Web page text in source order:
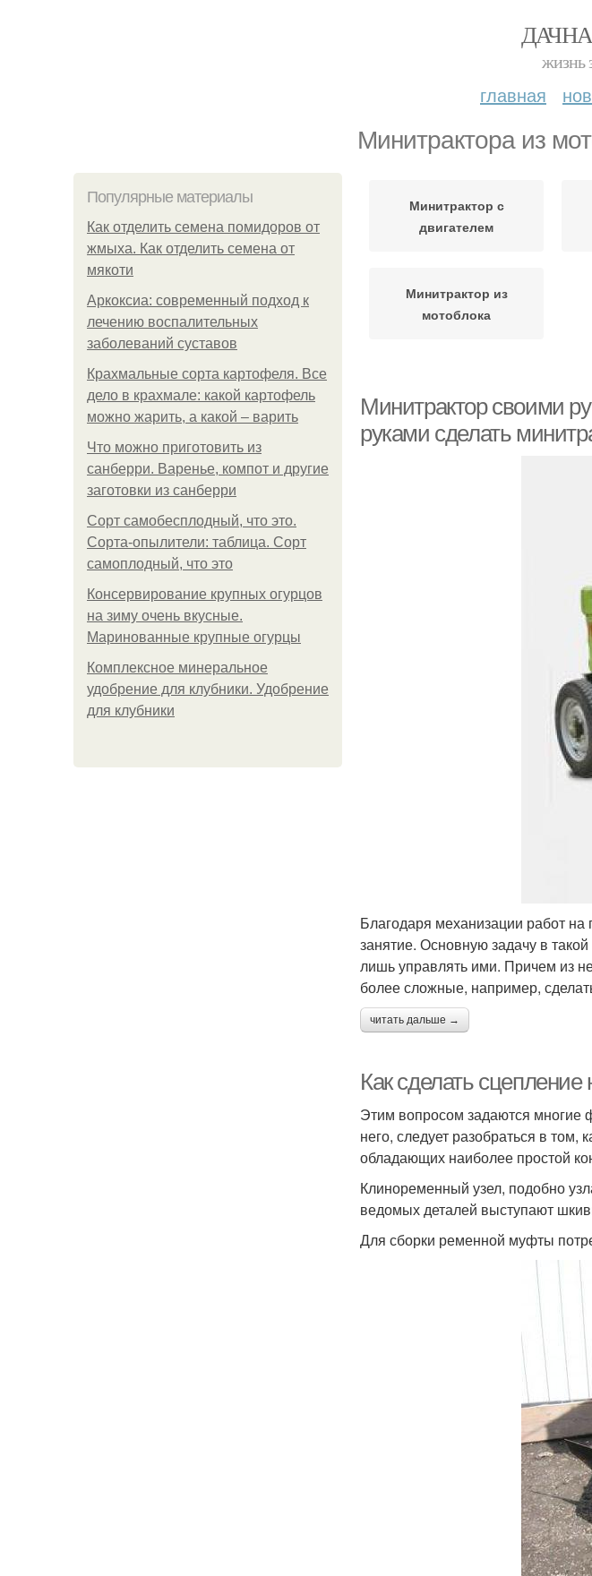
жизнь
главная
Минитрактора из
Популярные материалы
Как отделить семена помидоров от
жмыха. Как отделить семена от
мякоти
Аркоксиа: современный подход к
лечению воспалительных
заболеваний суставов
Крахмальные сорта картофеля. Все
дело в крахмале: какой картофель
можно жарить, а какой – варить
Что можно приготовить из
санберри. Варенье, компот и другие
заготовки из санберри
Сорт самобесплодный, что это.
Сорта-опылители: таблица. Сорт
самоплодный, что это
Консервирование крупных огурцов
на зиму очень вкусные.
Маринованные крупные огурцы
Комплексное минеральное
удобрение для клубники. Удобрение
для клубники
Минитрактор с
двигателем
Минитрактор из
мотоблока
Минитрактор своими
руками сделать
Благодаря механизации работ на
занятие. Основную задачу в
лишь управлять ими. Причем из
более сложные, например,
читать дальше →
Как сделать
Этим вопросом задаются
него, следует разобраться в
обладающих наиболее простой
Клиноременный узел, подобно
ведомых деталей выступают
Для сборки ременной муфты